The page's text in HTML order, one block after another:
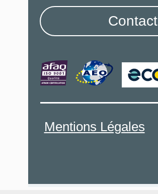
Mentions Légales
Contact